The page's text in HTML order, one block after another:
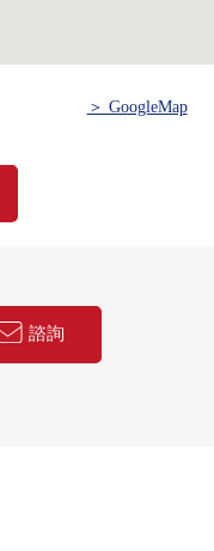
＞ GoogleMap
諮詢